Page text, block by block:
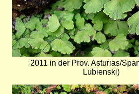
2011 in der Prov. Asturias/
Lubienski)
Bild